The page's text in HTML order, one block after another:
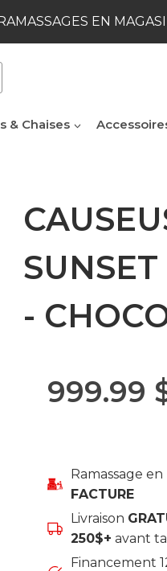
EN
& Chaises
-
999.99
Ramassage en
FACTURE
Livraison
250$+ avant
Financement